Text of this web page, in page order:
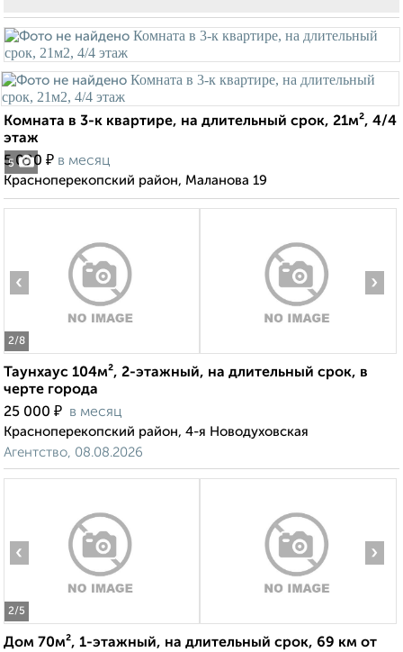
5
Комната в 3-к квартире, на длительный срок, 21м², 4/4
этаж
5 000 ₽ в месяц
Красноперекопский район, Маланова 19
2/8
‹ ›
Таунхаус 104м², 2-этажный, на длительный срок, в
черте города
25 000 ₽ в месяц
Красноперекопский район, 4-я Новодуховская
Агентство, 08.08.2026
2/5
‹ ›
Дом 70м², 1-этажный, на длительный срок, 69 км от